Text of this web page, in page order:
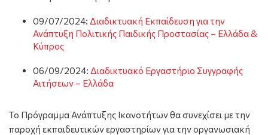
09/07/2024: Διαδικτυακή Εκπαίδευση για την
Ανάπτυξη Πολιτικής Παιδικής Προστασίας – Ελλάδα &
Κύπρος
06/09/2024: Διαδικτυακό Εργαστήριο Συγγραφής
Αιτήσεων – Ελλάδα
Το Πρόγραμμα Ανάπτυξης Ικανοτήτων θα συνεχίσει με την
παροχή εκπαιδευτικών εργαστηρίων για την οργανωσιακή